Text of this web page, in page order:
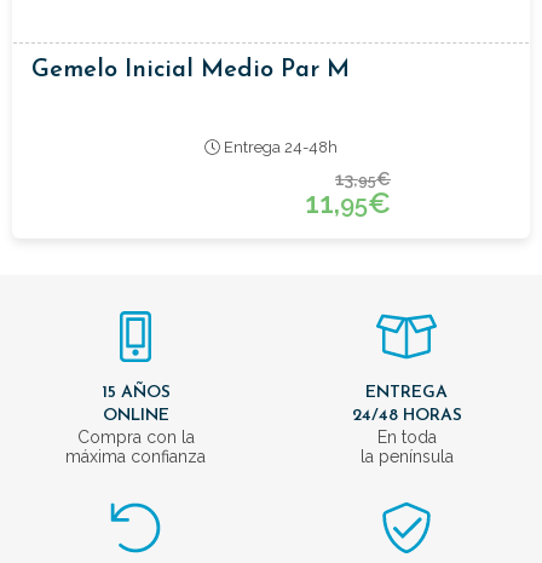
Gemelo Inicial Medio Par M
Entrega 24-48h
13,95€
11,95€
15 AÑOS
ONLINE
Compra con la
máxima confianza
ENTREGA
24/48 HORAS
En toda
la península